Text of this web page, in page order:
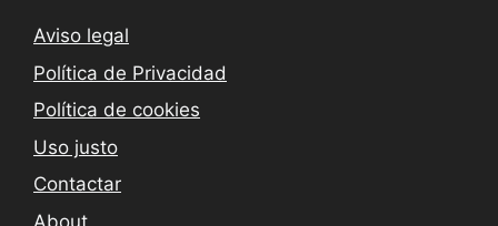
Aviso legal
Política de Privacidad
Política de cookies
Uso justo
Contactar
About